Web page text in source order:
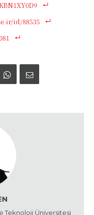
id/88535
Teknoloji Üniversitesi